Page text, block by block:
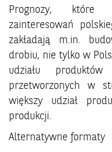
Prognozy, które
zainteresowań
zakładają m.in.
drobiu, nie tylko w
udziału
przetworzonych w
większy udział
produkcji.
Alternatywne formaty